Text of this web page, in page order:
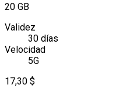
20 GB
Validez
30 días
Velocidad
5G
17,30 $